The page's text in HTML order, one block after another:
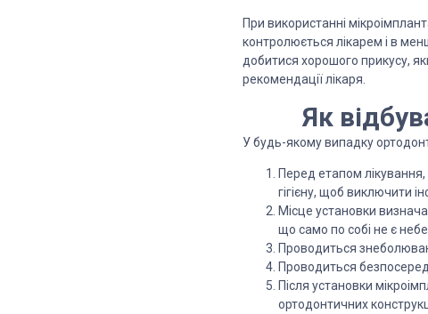
При використанні
контролюється лікарем і в
добитися хорошого прикусу,
рекомендації лікаря.
Як
У будь-якому випадку
Перед етапом
гігієну, щоб виключити
Місце установки
що само по собі не є
Проводиться
Проводиться
Після установки
ортодонтичних